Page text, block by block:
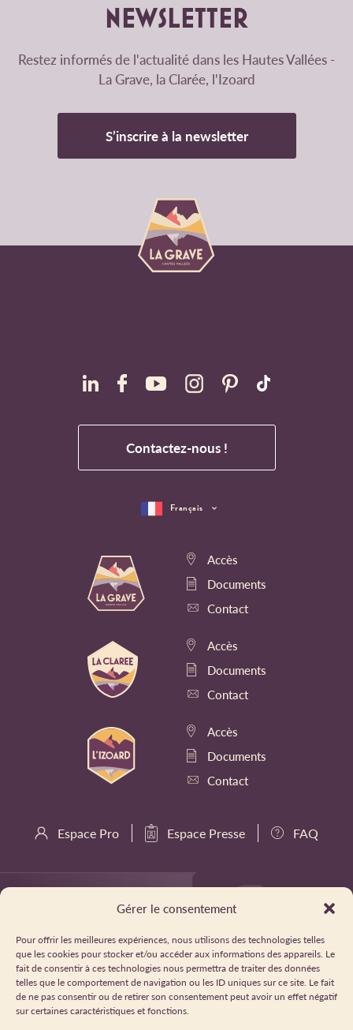
Gérer le consentement
Pour offrir les meilleures expériences, nous utilisons des technologies telles
que les cookies pour stocker et/ou accéder aux informations des appareils. Le
fait de consentir à ces technologies nous permettra de traiter des données
telles que le comportement de navigation ou les ID uniques sur ce site. Le fait
de ne pas consentir ou de retirer son consentement peut avoir un effet négatif
sur certaines caractéristiques et fonctions.
NEWSLETTER
Restez informés de l'actualité dans les Hautes Vallées -
La Grave, la Clarée, l'Izoard
S’inscrire à la newsletter
Contactez-nous !
Accès
Documents
Contact
Accès
Documents
Contact
Accès
Documents
Contact
Espace Pro Espace Presse FAQ
Français